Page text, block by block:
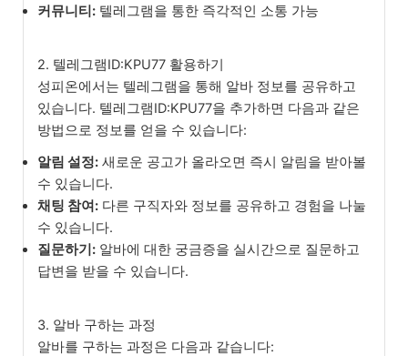
커뮤니티: 텔레그램을 통한 즉각적인 소통 가능
2. 텔레그램ID:KPU77 활용하기
성피온에서는 텔레그램을 통해 알바 정보를 공유하고
있습니다. 텔레그램ID:KPU77을 추가하면 다음과 같은
방법으로 정보를 얻을 수 있습니다:
알림 설정: 새로운 공고가 올라오면 즉시 알림을 받아볼
수 있습니다.
채팅 참여: 다른 구직자와 정보를 공유하고 경험을 나눌
수 있습니다.
질문하기: 알바에 대한 궁금증을 실시간으로 질문하고
답변을 받을 수 있습니다.
3. 알바 구하는 과정
알바를 구하는 과정은 다음과 같습니다: